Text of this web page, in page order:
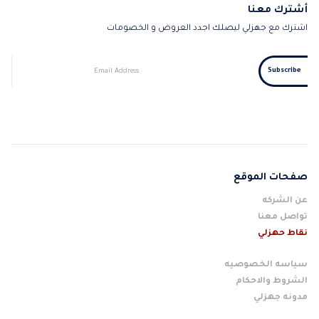
أشترك معنا
اشترك مع جهزلي ليصلك اجدد العروض و الخصومات
صفحات الموقع
عن الشركه
تواصل معنا
نقاط حهزلي
سياسه الخصوصيه
الشروط والاحكام
مدونه جهزلي